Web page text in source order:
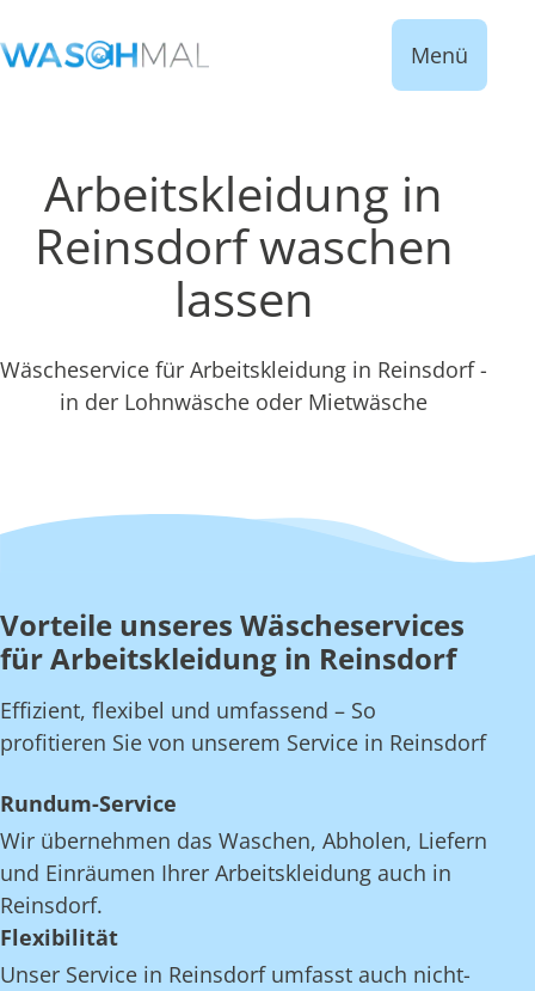
Menü
Arbeitskleidung in
Reinsdorf waschen
lassen
Wäscheservice für Arbeitskleidung in Reinsdorf -
in der Lohnwäsche oder Mietwäsche
Vorteile unseres Wäscheservices
für Arbeitskleidung in Reinsdorf
Effizient, flexibel und umfassend – So
profitieren Sie von unserem Service in Reinsdorf
Rundum-Service
Wir übernehmen das Waschen, Abholen, Liefern
und Einräumen Ihrer Arbeitskleidung auch in
Reinsdorf.
Flexibilität
Unser Service in Reinsdorf umfasst auch nicht-